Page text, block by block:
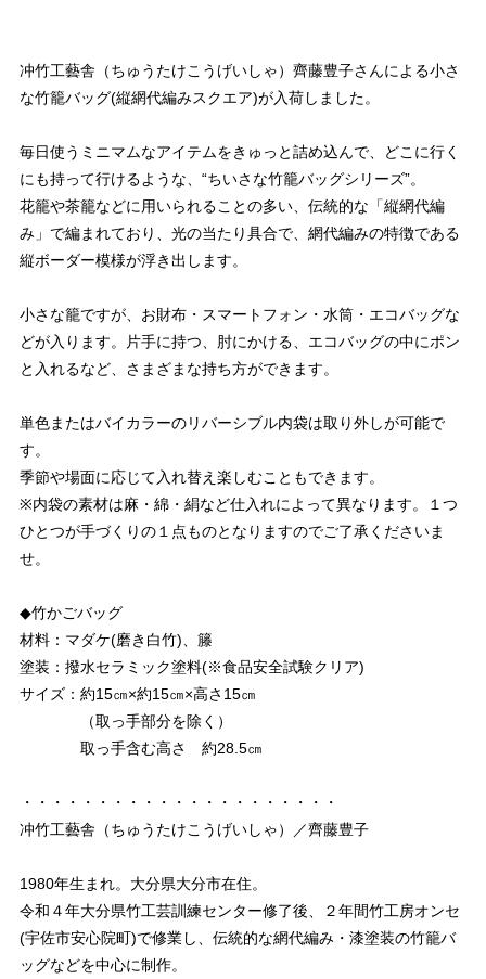
冲竹工藝舎（ちゅうたけこうげいしゃ）齊藤豊子さんによる小さ
な竹籠バッグ(縦網代編みスクエア)が入荷しました。
毎日使うミニマムなアイテムをきゅっと詰め込んで、どこに行く
にも持って行けるような、“ちいさな竹籠バッグシリーズ”。
花籠や茶籠などに用いられることの多い、伝統的な「縦網代編
み」で編まれており、光の当たり具合で、網代編みの特徴である
縦ボーダー模様が浮き出します。
小さな籠ですが、お財布・スマートフォン・水筒・エコバッグな
どが入ります。片手に持つ、肘にかける、エコバッグの中にポン
と入れるなど、さまざまな持ち方ができます。
単色またはバイカラーのリバーシブル内袋は取り外しが可能で
す。
季節や場面に応じて入れ替え楽しむこともできます。
※内袋の素材は麻・綿・絹など仕入れによって異なります。１つ
ひとつが手づくりの１点ものとなりますのでご了承くださいま
せ。
◆竹かごバッグ
材料：マダケ(磨き白竹)、籐
塗装：撥水セラミック塗料(※食品安全試験クリア)
サイズ：約15㎝×約15㎝×高さ15㎝
（取っ手部分を除く）
取っ手含む高さ 約28.5㎝
・・・・・・・・・・・・・・・・・・・・・
冲竹工藝舎（ちゅうたけこうげいしゃ）／齊藤豊子
1980年生まれ。大分県大分市在住。
令和４年大分県竹工芸訓練センター修了後、２年間竹工房オンセ
(宇佐市安心院町)で修業し、伝統的な網代編み・漆塗装の竹籠バ
ッグなどを中心に制作。